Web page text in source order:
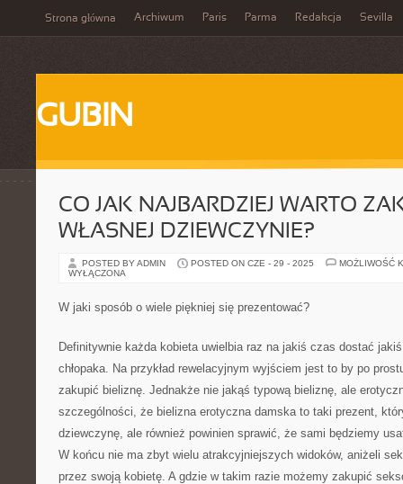
Strona główna Archiwum Paris Parma Redakcja Sevilla
GUBIN
CO JAK NAJBARDZIEJ WARTO
WŁASNEJ DZIEWCZYNIE?
POSTED BY ADMIN POSTED ON CZE - 29 - 2025
MOŻLIWOŚĆ
WYŁĄCZONA
W jaki sposób o wiele piękniej się prezentować?
Definitywnie każda kobieta uwielbia raz na jakiś czas dostać jakiś
chłopaka. Na przykład rewelacyjnym wyjściem jest to by po
zakupić bieliznę. Jednakże nie jakąś typową bieliznę, ale
szczególności, że bielizna erotyczna damska to taki prezent,
dziewczynę, ale również powinien sprawić, że sami będziemy
W końcu nie ma zbyt wielu atrakcyjniejszych widoków, aniżeli
przez swoją kobietę. A gdzie w takim razie możemy zakupić